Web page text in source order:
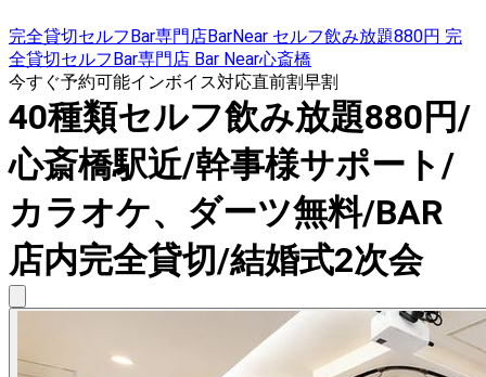
完全貸切セルフBar専門店BarNear セルフ飲み放題880円 完
全貸切セルフBar専門店 Bar Near心斎橋
今すぐ予約可能インボイス対応直前割早割
40種類セルフ飲み放題880円/
心斎橋駅近/幹事様サポート/
カラオケ、ダーツ無料/BAR
店内完全貸切/結婚式2次会